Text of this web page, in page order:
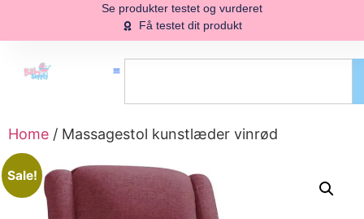
Se produkter testet og vurderet
Få testet dit produkt
Home / Massagestol kunstlæder vinrød
Sale!